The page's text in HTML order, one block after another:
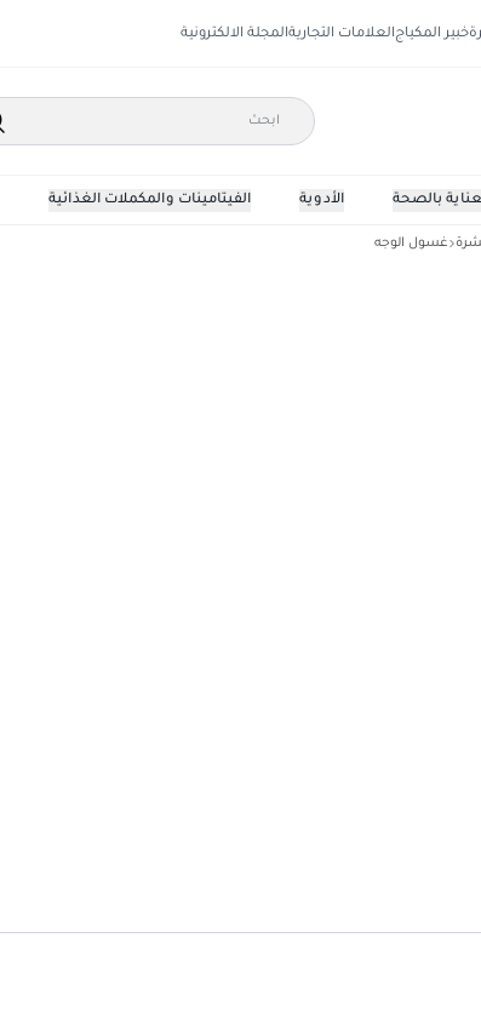
خبير المكياجالعلامات التجاريةالمجلة الالكترونية
الفيتامينات والمكملات الغذائية الأدوية بالصحة
غسول الوجه